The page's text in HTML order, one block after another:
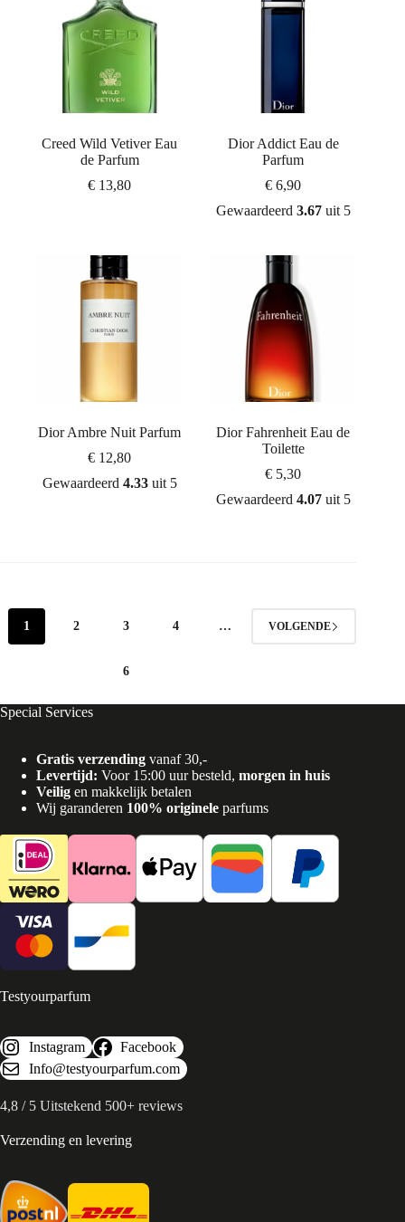
Creed Wild Vetiver Eau
de Parfum
€ 13,80
Dior Addict Eau de
Parfum
€ 6,90
Gewaardeerd 3.67uit 5
Dior Ambre Nuit Parfum
€ 12,80
Gewaardeerd 4.33uit 5
Dior Fahrenheit Eau de
Toilette
€ 5,30
Gewaardeerd 4.07uit 5
1 2 3 4 …
6
VOLGENDE
Special Services
Gratis verzending vanaf 30,-
Levertijd: Voor 15:00 uur besteld, morgen in huis
Veilig en makkelijk betalen
Wij garanderen 100% originele parfums
Testyourparfum
Instagram
Facebook
Info@testyourparfum.com
4,8 / 5 Uitstekend 500+ reviews
Verzending en levering